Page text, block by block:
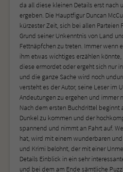
da all diese kleinen Details erst nach
ergeben. Die Hauptfigur Duncan
kürzester Zeit, sich bei allen Parteien
Grund seiner Unkenntnis von Land
Fettnäpfchen zu treten. Immer wenn
ihm etwas wichtiges erzählen
diese ermordet oder ergeht sich nur
und die ganze Sache wird noch
versteht es der Autor, seine Leser im
Andeutungen zu ergehen und immer
Nach dem ersten Buchdrittel beginnt
Dunkel zu kommen und der
spannend und nimmt an Fahrt auf.
hat, wird mit einem wunderbaren
und Krimi belohnt, der mit einer
Details Einblick in ein sehr
und bei dem am Ende sämtliche